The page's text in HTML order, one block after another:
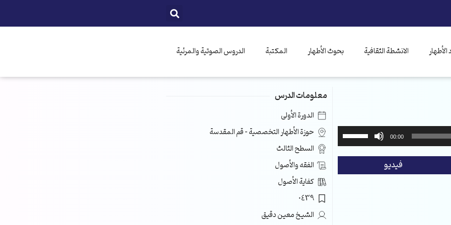
الانشطة الثقافية بحوث الأطهار المكتبة الدروس الصوتية والمرئية
00:00
استخدم
الأسهم
فيديو
معلومات الدرس
الدورة الأولى
حوزة الأطهار التخصصية – قم المقدسة
السطح الثالث
الفقه والأصول
كفاية الأصول
0439
الشيخ معين دقيق